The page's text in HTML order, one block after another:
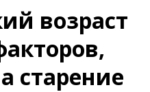
возраст
старение